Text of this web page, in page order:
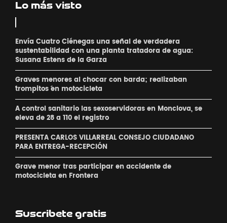
Lo más visto
Envía Cuatro Ciénegas una señal de verdadera
sustentabilidad con una planta tratadora de agua:
Susana Estens de la Garza
Graves menores al chocar con barda; realizaban
´trompitos ´en motocicleta
A control sanitario las sexoservidoras en Monclova, se
eleva de 28 a 110 el registro
PRESENTA CARLOS VILLARREAL CONSEJO CIUDADANO
PARA ENTREGA-RECEPCIÓN
Grave menor tras participar en accidente de
motocicleta en Frontera
Suscribete gratis